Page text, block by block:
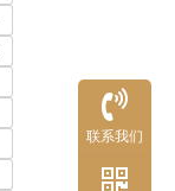
联系我们